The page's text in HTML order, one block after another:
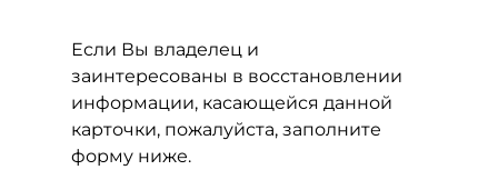
Если Вы владелец и
заинтересованы в восстановлении
информации, касающейся данной
карточки, пожалуйста, заполните
форму ниже.